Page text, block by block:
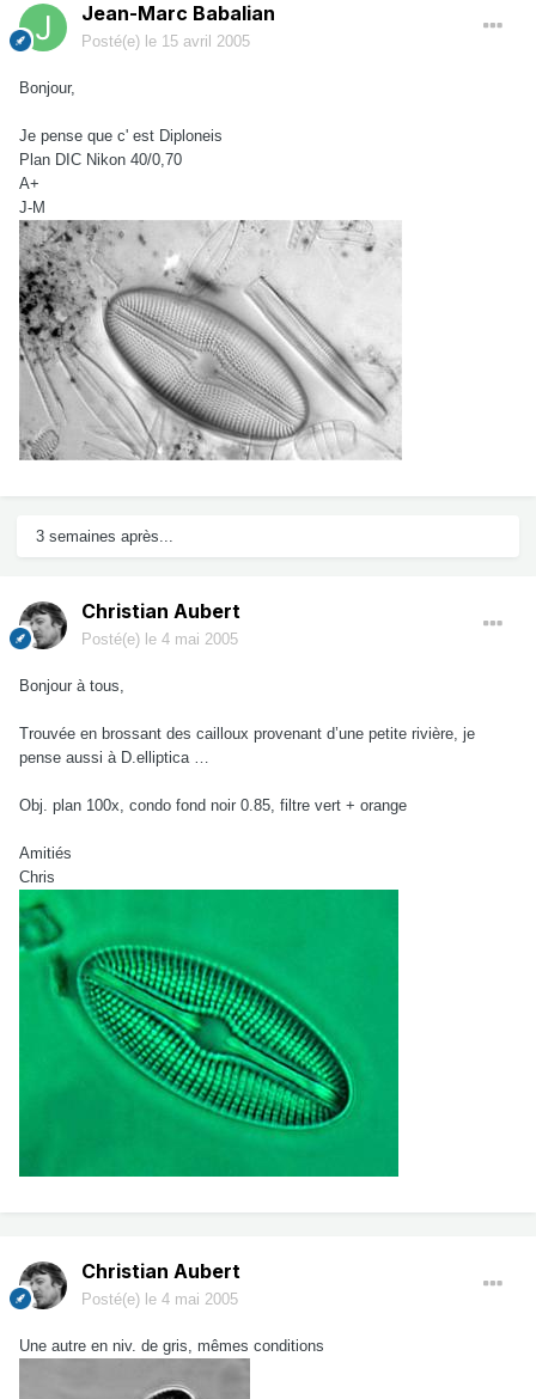
Jean-Marc Babalian
Posté(e) le 15 avril 2005
Bonjour,
Je pense que c' est Diploneis
Plan DIC Nikon 40/0,70
A+
J-M
3 semaines après...
Christian Aubert
Posté(e) le 4 mai 2005
Bonjour à tous,
Trouvée en brossant des cailloux provenant d’une petite rivière, je
pense aussi à D.elliptica …
Obj. plan 100x, condo fond noir 0.85, filtre vert + orange
Amitiés
Chris
Christian Aubert
Posté(e) le 4 mai 2005
Une autre en niv. de gris, mêmes conditions